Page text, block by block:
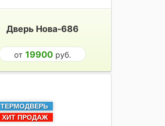
Дверь Нова-686
от 19900руб.
ТЕРМОДВЕРЬ
ХИТ ПРОДАЖ